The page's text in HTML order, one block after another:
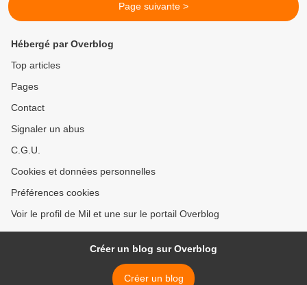
Page suivante >
Hébergé par Overblog
Top articles
Pages
Contact
Signaler un abus
C.G.U.
Cookies et données personnelles
Préférences cookies
Voir le profil de Mil et une sur le portail Overblog
Créer un blog sur Overblog
Créer un blog